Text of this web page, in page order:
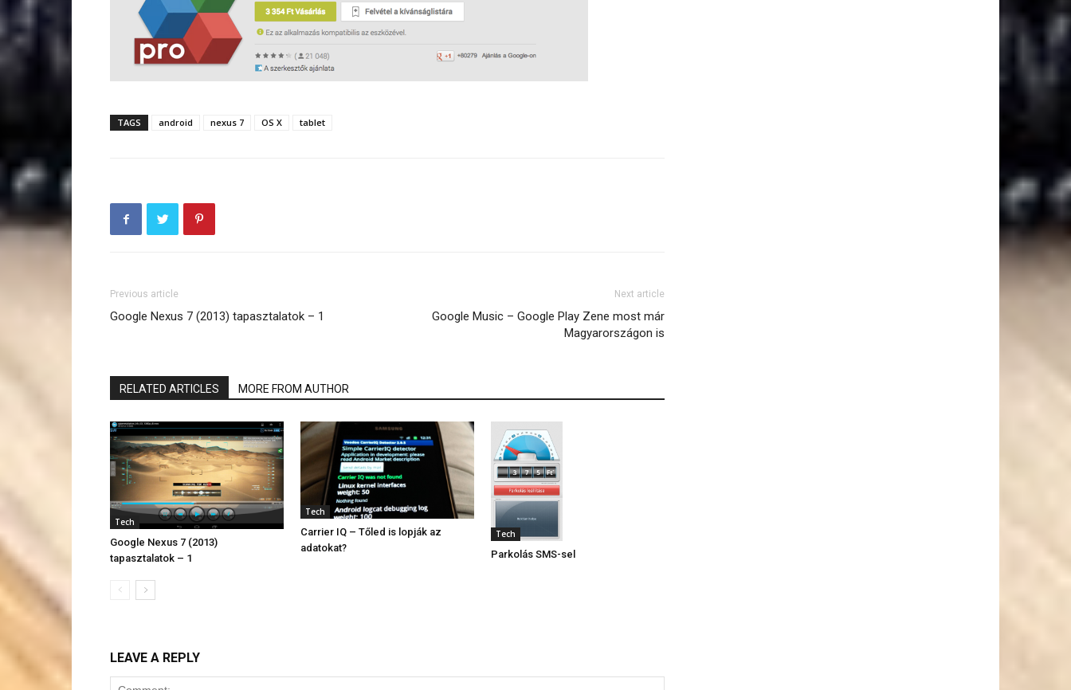
TAGS android nexus 7 OS X tablet
Previous article
Google Nexus 7 (2013) tapasztalatok – 1
Next article
Google Music – Google Play Zene most már
Magyarországon is
RELATED ARTICLES MORE FROM AUTHOR
Tech
Google Nexus 7 (2013)
tapasztalatok – 1
Tech
Carrier IQ – Tőled is lopják az
adatokat?
Tech
Parkolás SMS-sel
LEAVE A REPLY